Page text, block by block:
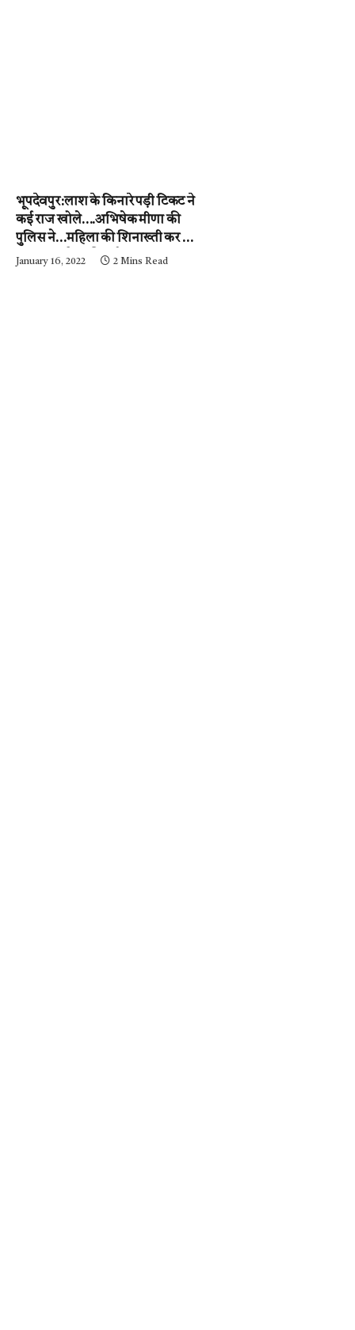
भूपदेवपुर:लाश के किनारे पड़ी टिकट ने
कई राज खोले….अभिषेक मीणा की
पुलिस ने…महिला की शिनाख्ती कर ली.
….अब आरोपी की गर्दन तक जल्द ही
January 16, 2022 2 Mins Read